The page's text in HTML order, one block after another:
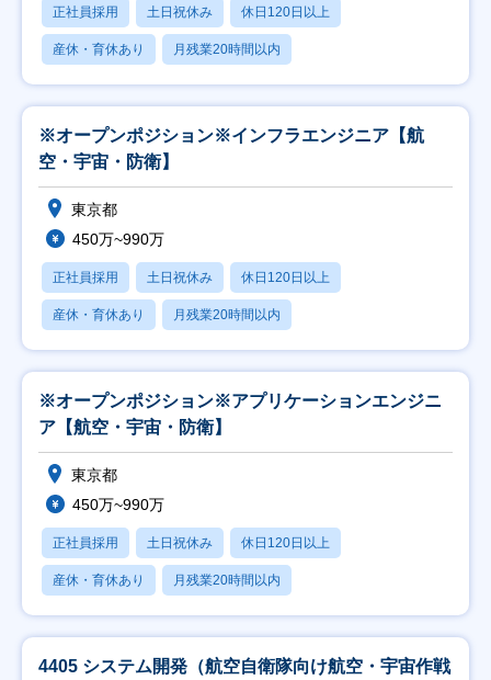
正社員採用 土日祝休み 休日120日以上
産休・育休あり 月残業20時間以内
※オープンポジション※インフラエンジニア【航
空・宇宙・防衛】
東京都
450万~990万
正社員採用 土日祝休み 休日120日以上
産休・育休あり 月残業20時間以内
※オープンポジション※アプリケーションエンジニ
ア【航空・宇宙・防衛】
東京都
450万~990万
正社員採用 土日祝休み 休日120日以上
産休・育休あり 月残業20時間以内
4405 システム開発（航空自衛隊向け航空・宇宙作戦